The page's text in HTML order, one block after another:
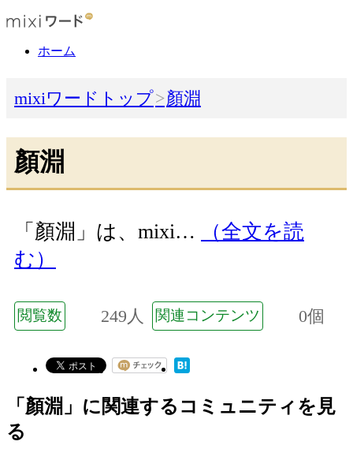
ホーム
mixiワードトップ 顏淵
顏淵
「顏淵」は、mixi…
（全文を読
む）
閲覧数 249人 関連コンテンツ 0個
「顏淵」に関連するコミュニティを見
る